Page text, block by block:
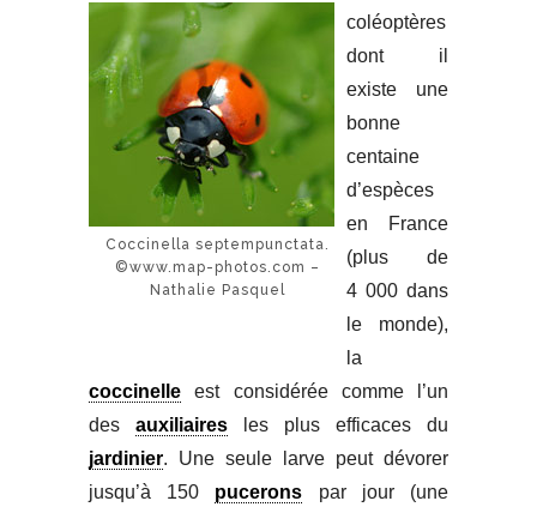
Coccinella septempunctata.
©www.map-photos.com –
Nathalie Pasquel
coléoptères
dont il
existe une
bonne
centaine
d’espèces
en France
(plus de
4 000 dans
le monde),
la
coccinelle est considérée comme l’un
des auxiliaires les plus efficaces du
jardinier. Une seule larve peut dévorer
jusqu’à 150 pucerons par jour (une